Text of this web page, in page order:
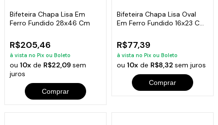
Bifeteira Chapa Lisa Em
Ferro Fundido 28x46 Cm
R$205,46
à vista no Pix ou Boleto
ou10x de R$22,09sem
juros
Comprar
Bifeteira Chapa Lisa Oval
Em Ferro Fundido 16x23 Cm
R$77,39
à vista no Pix ou Boleto
ou 10xde R$8,32 sem juros
Comprar